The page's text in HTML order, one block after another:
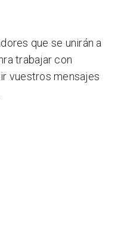
que se unirán a
trabajar con
vuestros mensajes